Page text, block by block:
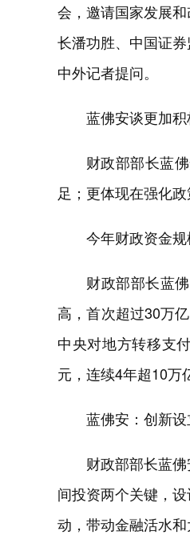
会，邀请国家发展
长潘功胜、中国证
中外记者提问。
蓝佛安谈更加
财政部部长蓝
足；更体现在强化
今年财政资金规
财政部部长蓝
高，首次超过30万
中央对地方转移支
元，连续4年超10万
蓝佛安：创新
财政部部长蓝
间投资两个关键，
动，带动金融活水